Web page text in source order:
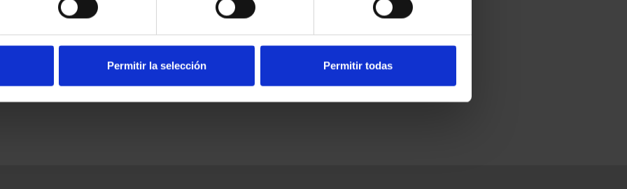
Permitir la selección Permitir todas